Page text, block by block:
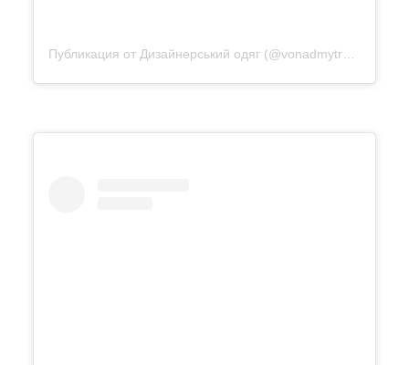
Публикация от Дизайнерський одяг (@vonadmytra_videotour)